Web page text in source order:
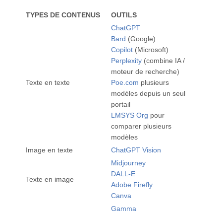
TYPES DE CONTENUS OUTILS
Texte en texte
ChatGPT
Bard (Google)
Copilot (Microsoft)
Perplexity(combine IA /
moteur de recherche)
Poe.com plusieurs
modèles depuis un seul
portail
LMSYS Org pour
comparer plusieurs
modèles
Image en texte
ChatGPT Vision
Texte en image
Midjourney
DALL-E
Adobe Firefly
Canva
Gamma